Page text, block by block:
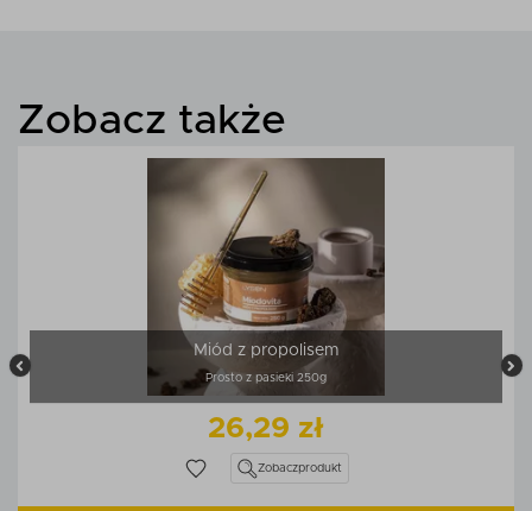
Zobacz także
Miód z propolisem
Prosto z pasieki 250g
26,29 zł
Zobaczprodukt